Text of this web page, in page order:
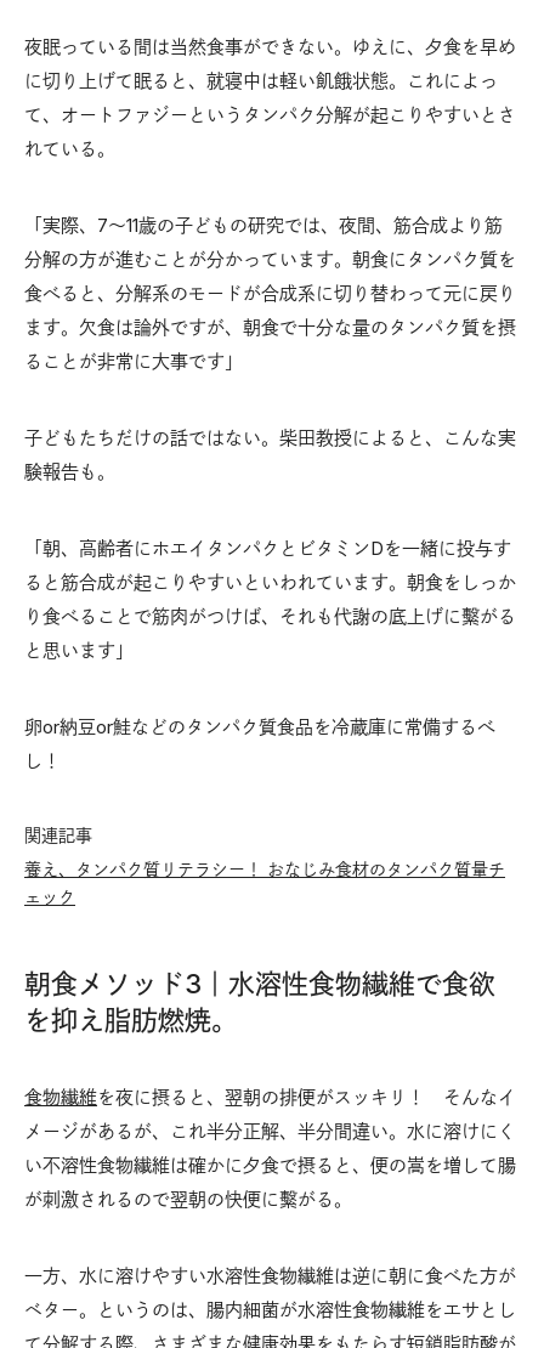
夜眠っている間は当然食事ができない。ゆえに、夕食を早め
に切り上げて眠ると、就寝中は軽い飢餓状態。これによっ
て、オートファジーというタンパク分解が起こりやすいとさ
れている。
「実際、7〜11歳の子どもの研究では、夜間、筋合成より筋
分解の方が進むことが分かっています。朝食にタンパク質を
食べると、分解系のモードが合成系に切り替わって元に戻り
ます。欠食は論外ですが、朝食で十分な量のタンパク質を摂
ることが非常に大事です」
子どもたちだけの話ではない。柴田教授によると、こんな実
験報告も。
「朝、高齢者にホエイタンパクとビタミンDを一緒に投与す
ると筋合成が起こりやすいといわれています。朝食をしっか
り食べることで筋肉がつけば、それも代謝の底上げに繫がる
と思います」
卵or納豆or鮭などのタンパク質食品を冷蔵庫に常備するべ
し！
関連記事
養え、タンパク質リテラシー！ おなじみ食材のタンパク質量チ
ェック
朝食メソッド3｜水溶性食物繊維で食欲
を抑え脂肪燃焼。
食物繊維を夜に摂ると、翌朝の排便がスッキリ！ そんなイ
メージがあるが、これ半分正解、半分間違い。水に溶けにく
い不溶性食物繊維は確かに夕食で摂ると、便の嵩を増して腸
が刺激されるので翌朝の快便に繫がる。
一方、水に溶けやすい水溶性食物繊維は逆に朝に食べた方が
ベター。というのは、腸内細菌が水溶性食物繊維をエサとし